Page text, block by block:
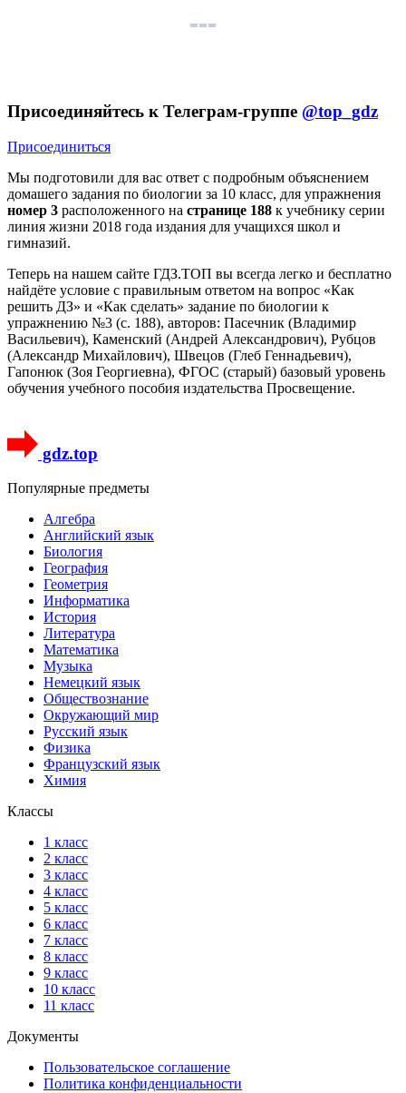
Присоединяйтесь к Телеграм-группе @top_gdz
Присоединиться
Мы подготовили для вас ответ c подробным объяснением
домашего задания по биологии за 10 класс, для упражнения
номер 3 расположенного на странице 188 к учебнику серии
линия жизни 2018 года издания для учащихся школ и
гимназий.
Теперь на нашем сайте ГДЗ.ТОП вы всегда легко и бесплатно
найдёте условие с правильным ответом на вопрос «Как
решить ДЗ» и «Как сделать» задание по биологии к
упражнению №3 (с. 188), авторов: Пасечник (Владимир
Васильевич), Каменский (Андрей Александрович), Рубцов
(Александр Михайлович), Швецов (Глеб Геннадьевич),
Гапонюк (Зоя Георгиевна), ФГОС (старый) базовый уровень
обучения учебного пособия издательства Просвещение.
gdz.top
Популярные предметы
Алгебра
Английский язык
Биология
География
Геометрия
Информатика
История
Литература
Математика
Музыка
Немецкий язык
Обществознание
Окружающий мир
Русский язык
Физика
Французский язык
Химия
Классы
1 класс
2 класс
3 класс
4 класс
5 класс
6 класс
7 класс
8 класс
9 класс
10 класс
11 класс
Документы
Пользовательское соглашение
Политика конфиденциальности